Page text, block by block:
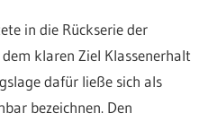
in die Rückserie der
klaren Ziel Klassenerhalt
dafür ließe sich als
bezeichnen. Den